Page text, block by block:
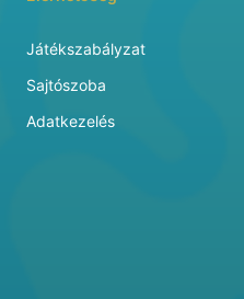
Játékszabályzat
Sajtószoba
Adatkezelés